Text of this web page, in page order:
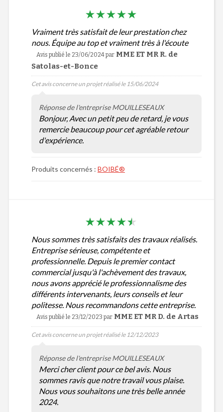
Vraiment très satisfait de leur prestation chez
nous. Équipe au top et vraiment très à l'écoute
Avis publié le 23/06/2024par MME ET MR R. de
Satolas-et-Bonce
Cet avis concerne un projet réalisé le 15/06/2024
Réponse de l'entreprise MOUILLESEAUX
Bonjour, Avec un petit peu de retard, je vous
remercie beaucoup pour cet agréable retour
d'expérience.
Produits concernés : BOIBÉ®
Nous sommes très satisfaits des travaux réalisés.
Entreprise sérieuse, compétente et
professionnelle. Depuis le premier contact
commercial jusqu'à l'achèvement des travaux,
nous avons apprécié le professionnalisme des
différents intervenants, leurs conseils et leur
politesse. Nous recommandons cette entreprise.
Avis publié le 23/12/2023 par MME ET MR D. de Artas
Cet avis concerne un projet réalisé le 12/12/2023
Réponse de l'entreprise MOUILLESEAUX
Merci cher client pour ce bel avis. Nous
sommes ravis que notre travail vous plaise.
Nous vous souhaitons une très belle année
2024.